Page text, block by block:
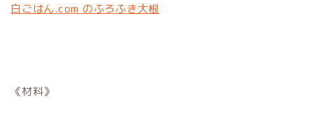
白ごはん.com のふろふき大根
《材料》